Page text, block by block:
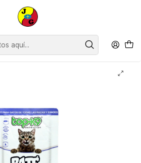
sólo Retiro en Tienda Osorno.
Gatos
Gatos Topk9 Atún y Ostión ( 5 x 85 G )